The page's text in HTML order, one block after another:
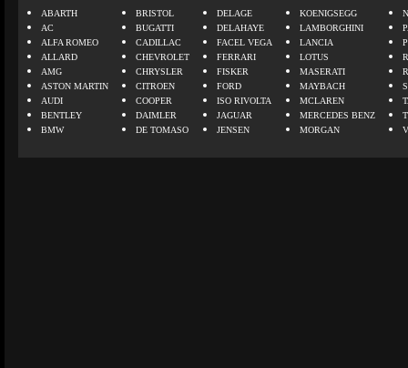
ABARTH
AC
ALFA ROMEO
ALLARD
AMG
ASTON MARTIN
AUDI
BENTLEY
BMW
BRISTOL
BUGATTI
CADILLAC
CHEVROLET
CHRYSLER
CITROEN
COOPER
DAIMLER
DE TOMASO
DELAGE
DELAHAYE
FACEL VEGA
FERRARI
FISKER
FORD
ISO RIVOLTA
JAGUAR
JENSEN
KOENIGSEGG
LAMBORGHINI
LANCIA
LOTUS
MASERATI
MAYBACH
MCLAREN
MERCEDES BENZ
MORGAN